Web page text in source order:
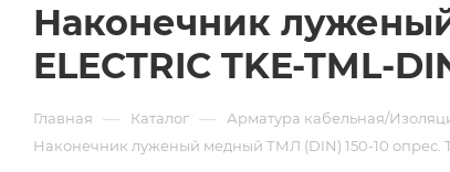
Наконечник
ELECTRIC TKE-TML-
Главная — Каталог — Арматура кабельная/
Наконечник луженый медный ТМЛ (DIN) 150-10 опрес.